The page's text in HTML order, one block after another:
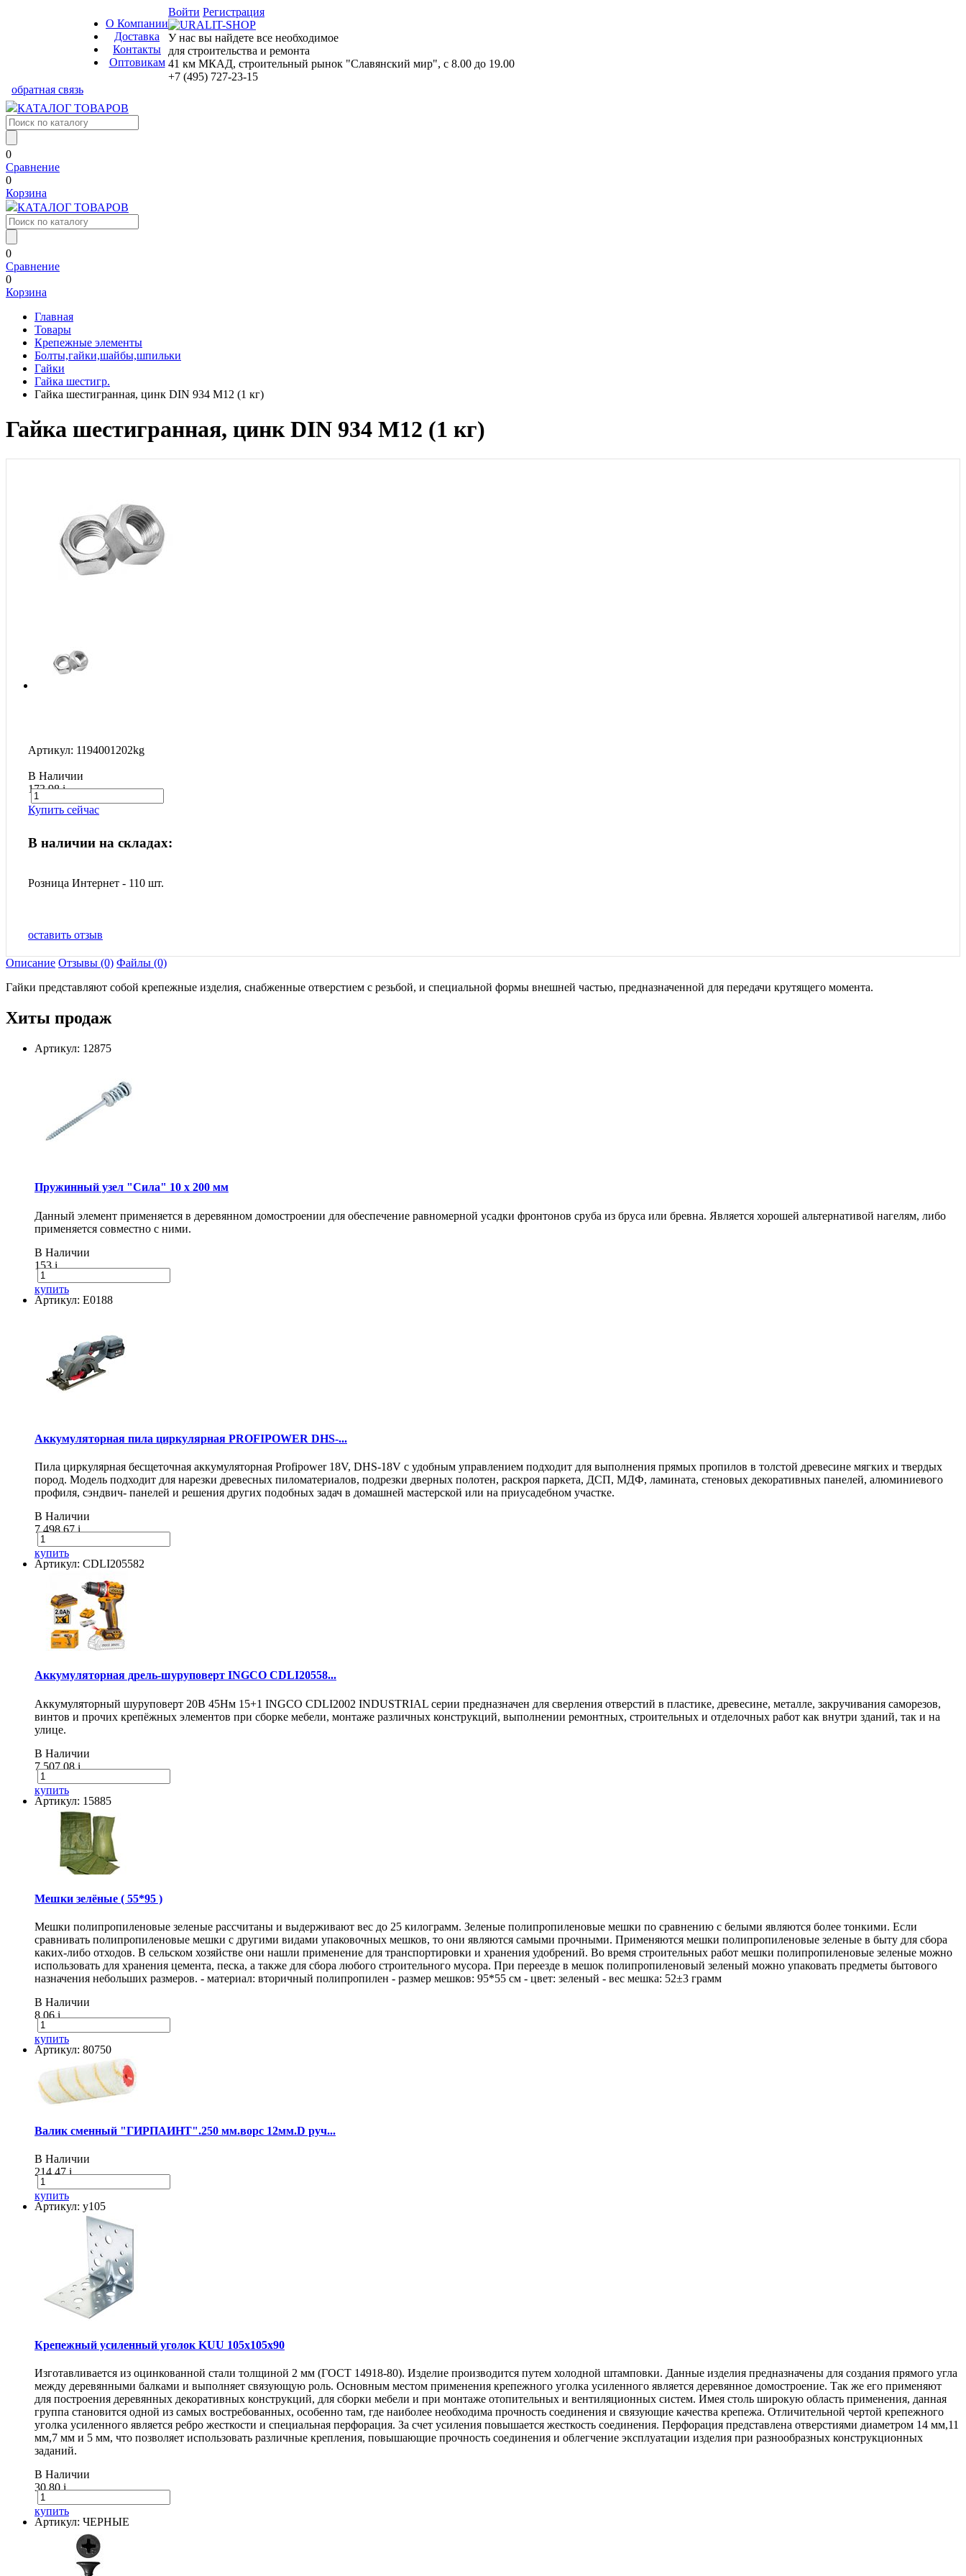
О Компании
Доставка
Контакты
Оптовикам
Войти Регистрация
У нас вы найдете все необходимое
для строительства и ремонта
41 км МКАД, строительный рынок "Славянский мир", с 8.00 до 19.00
+7 (495) 727-23-15
обратная связь
КАТАЛОГ ТОВАРОВ
0
Сравнение
0
Корзина
КАТАЛОГ ТОВАРОВ
0
Сравнение
0
Корзина
Главная
Товары
Крепежные элементы
Болты,гайки,шайбы,шпильки
Гайки
Гайка шестигр.
Гайка шестигранная, цинк DIN 934 М12 (1 кг)
Гайка шестигранная, цинк DIN 934 М12 (1 кг)
Артикул: 1194001202kg
В Наличии
173.98i
Купить сейчас
В наличии на складах:
Розница Интернет - 110 шт.
оставить отзыв
Описание Отзывы (0) Файлы (0)
Гайки представляют собой крепежные изделия, снабженные отверстием с резьбой, и специальной формы внешней частью, предназначенной для передачи крутящего момента.
Хиты продаж
Артикул: 12875
Пружинный узел "Сила" 10 x 200 мм
Данный элемент применяется в деревянном домостроении для обеспечение равномерной усадки фронтонов сруба из бруса или бревна. Является хорошей альтернативой нагелям, либо
применяется совместно с ними.
В Наличии
153i
купить
Артикул: E0188
Аккумуляторная пила циркулярная PROFIPOWER DHS-...
Пила циркулярная бесщеточная аккумуляторная Profipower 18V, DHS-18V с удобным управлением подходит для выполнения прямых пропилов в толстой древесине мягких и твердых
пород. Модель подходит для нарезки древесных пиломатериалов, подрезки дверных полотен, раскроя паркета, ДСП, МДФ, ламината, стеновых декоративных панелей, алюминиевого
профиля, сэндвич- панелей и решения других подобных задач в домашней мастерской или на приусадебном участке.
В Наличии
7 498.67i
купить
Артикул: CDLI205582
Аккумуляторная дрель-шуруповерт INGCO CDLI20558...
Аккумуляторный шуруповерт 20В 45Нм 15+1 INGCO CDLI2002 INDUSTRIAL серии предназначен для сверления отверстий в пластике, древесине, металле, закручивания саморезов,
винтов и прочих крепёжных элементов при сборке мебели, монтаже различных конструкций, выполнении ремонтных, строительных и отделочных работ как внутри зданий, так и на
улице.
В Наличии
7 507.08i
купить
Артикул: 15885
Мешки зелёные ( 55*95 )
Мешки полипропиленовые зеленые рассчитаны и выдерживают вес до 25 килограмм. Зеленые полипропиленовые мешки по сравнению с белыми являются более тонкими. Если
сравнивать полипропиленовые мешки с другими видами упаковочных мешков, то они являются самыми прочными. Применяются мешки полипропиленовые зеленые в быту для сбора
каких-либо отходов. В сельском хозяйстве они нашли применение для транспортировки и хранения удобрений. Во время строительных работ мешки полипропиленовые зеленые можно
использовать для хранения цемента, песка, а также для сбора любого строительного мусора. При переезде в мешок полипропиленовый зеленый можно упаковать предметы бытового
назначения небольших размеров. - материал: вторичный полипропилен - размер мешков: 95*55 см - цвет: зеленый - вес мешка: 52±3 грамм
В Наличии
8.06i
купить
Артикул: 80750
Валик сменный "ГИРПАИНТ".250 мм.ворс 12мм.D руч...
В Наличии
214.47i
купить
Артикул: у105
Крепежный усиленный уголок KUU 105х105х90
Изготавливается из оцинкованной стали толщиной 2 мм (ГОСТ 14918-80). Изделие производится путем холодной штамповки. Данные изделия предназначены для создания прямого угла
между деревянными балками и выполняет связующую роль. Основным местом применения крепежного уголка усиленного является деревянное домостроение. Так же его применяют
для построения деревянных декоративных конструкций, для сборки мебели и при монтаже отопительных и вентиляционных систем. Имея столь широкую область применения, данная
группа становится одной из самых востребованных, особенно там, где наиболее необходима прочность соединения и связующие качества крепежа. Отличительной чертой крепежного
уголка усиленного является ребро жесткости и специальная перфорация. За счет усиления повышается жесткость соединения. Перфорация представлена отверстиями диаметром 14 мм,11
мм,7 мм и 5 мм, что позволяет использовать различные крепления, повышающие прочность соединения и облегчение эксплуатации изделия при разнообразных конструкционных
заданий.
В Наличии
30.80i
купить
Артикул: ЧЕРНЫЕ